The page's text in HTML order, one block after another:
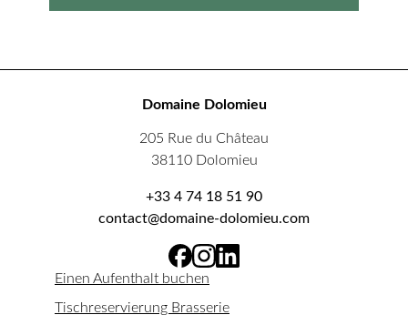
Domaine Dolomieu
205 Rue du Château
38110 Dolomieu
+33 4 74 18 51 90
contact@domaine-dolomieu.com
Einen Aufenthalt buchen
Tischreservierung Brasserie